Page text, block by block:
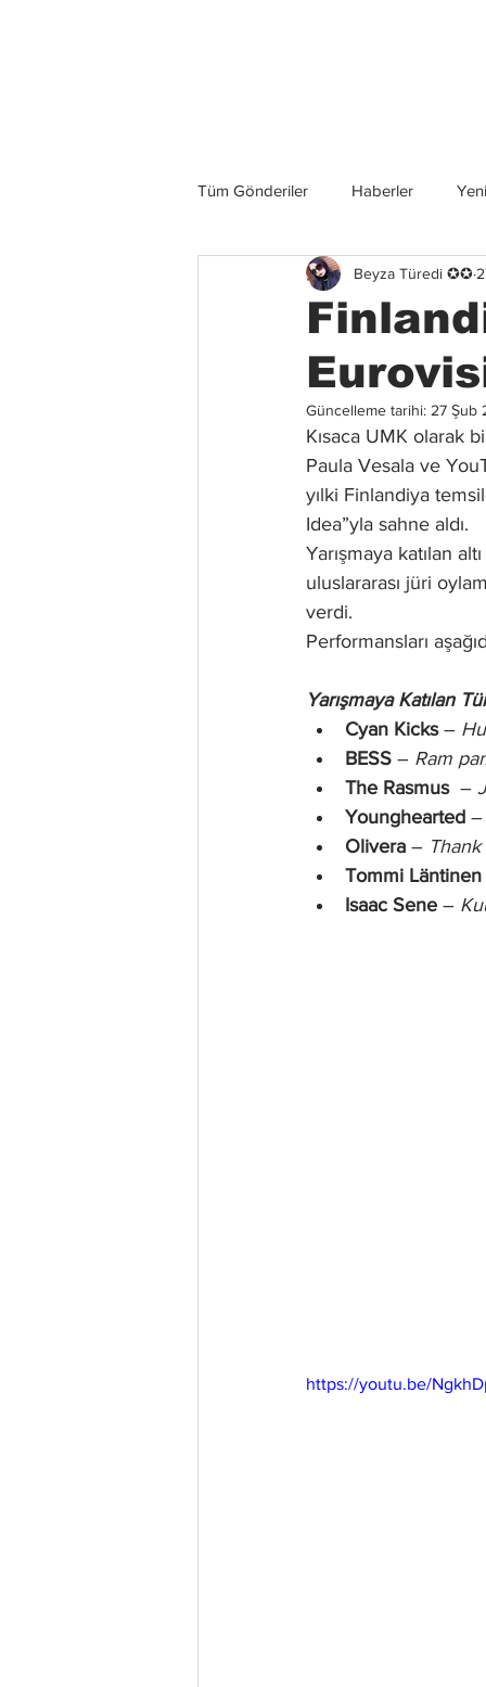
Tüm Gönderiler Haberler
Grup İncelemeleri Konserler
Beyza Türedi ✪✪
Güncelleme tarihi: 27 Şub
Kısaca UMK olarak
Paula Vesala ve
yılki Finlandiya
Idea”yla sahne aldı.
Yarışmaya katılan
uluslararası jüri
verdi.
Performansları
Yarışmaya Katılan
Cyan Kicks –
BESS – Ram
The Rasmus
  –
Younghearted –
Olivera –
Tommi Läntinen
Isaac Sene –
https://youtu.be/